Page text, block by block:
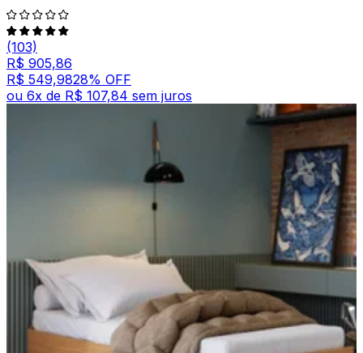
(103)
R$ 905,86
R$ 549,9828% OFF
ou 6x de R$ 107,84 sem juros